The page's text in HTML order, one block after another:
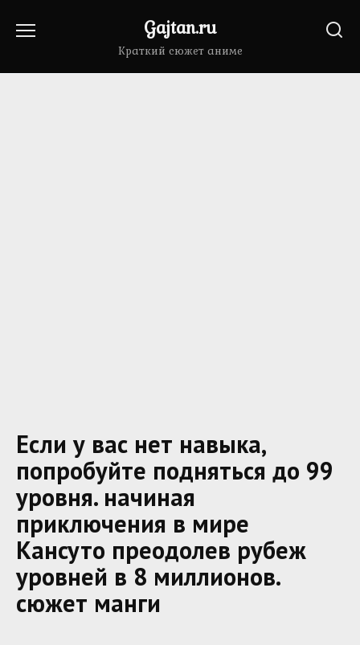
Gajtan.ru
Краткий сюжет аниме
Если у вас нет навыка,
попробуйте подняться до 99
уровня. начиная
приключения в мире
Кансуто преодолев рубеж
уровней в 8 миллионов.
сюжет манги